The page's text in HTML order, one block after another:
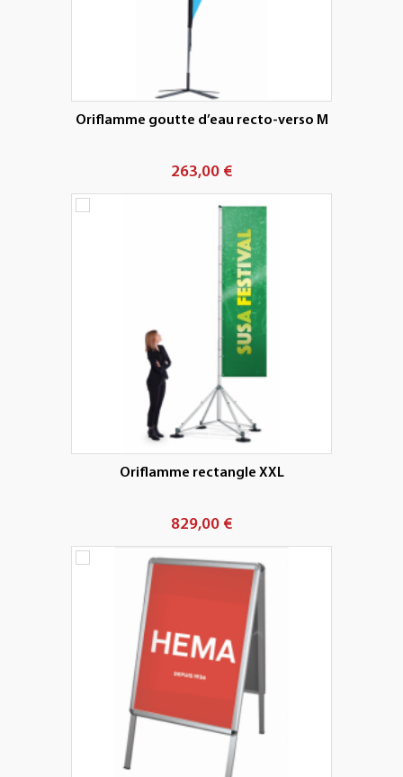
Oriflamme goutte d’eau recto-verso M
263,00 €
Oriflamme rectangle XXL
829,00 €